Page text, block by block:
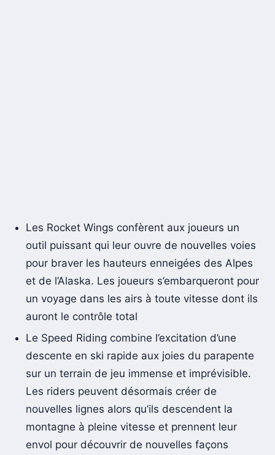
Les Rocket Wings confèrent aux joueurs un
outil puissant qui leur ouvre de nouvelles voies
pour braver les hauteurs enneigées des Alpes
et de l’Alaska. Les joueurs s’embarqueront pour
un voyage dans les airs à toute vitesse dont ils
auront le contrôle total
Le Speed Riding combine l’excitation d’une
descente en ski rapide aux joies du parapente
sur un terrain de jeu immense et imprévisible.
Les riders peuvent désormais créer de
nouvelles lignes alors qu’ils descendent la
montagne à pleine vitesse et prennent leur
envol pour découvrir de nouvelles façons